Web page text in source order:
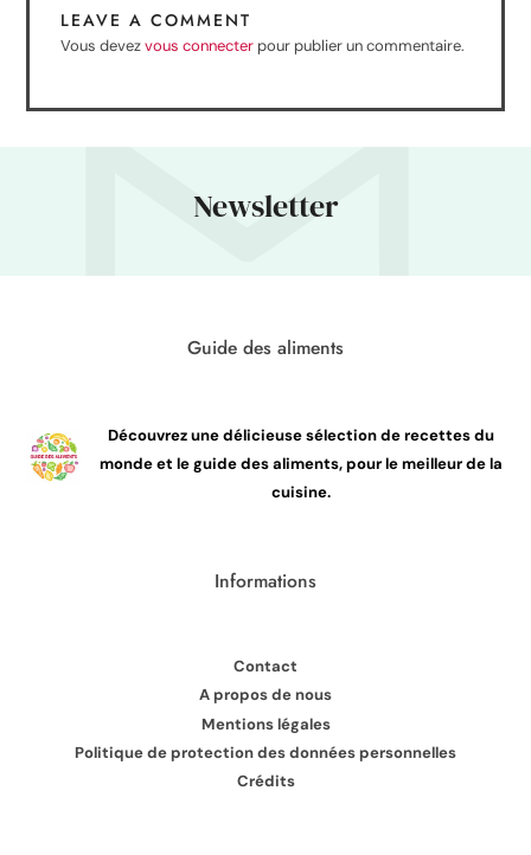
LEAVE A COMMENT
Vous devezvous connecter pour publier un commentaire.
Newsletter
Guide des aliments
Découvrez une délicieuse sélection de recettes du
monde et le guide des aliments, pour le meilleur de la
cuisine.
Informations
Contact
A propos de nous
Mentions légales
Politique de protection des données personnelles
Crédits